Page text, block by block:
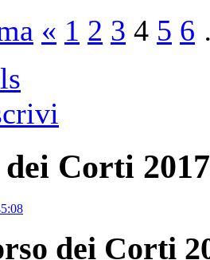
« 1 2 3 4 5 6
Corti 2017
dei Corti